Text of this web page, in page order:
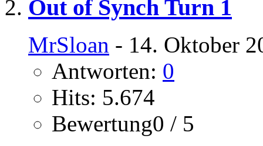
Out of Synch Turn 1
MrSloan - 14. Oktober
Antworten: 0
Hits: 5.674
Bewertung0 / 5